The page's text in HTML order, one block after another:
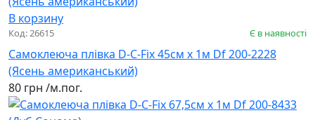
В корзину
Код: 26615 Є в наявності
Самоклеюча плівка D-C-Fix 45см х 1м Df 200-2228
(Ясень американський)
80 грн /м.пог.